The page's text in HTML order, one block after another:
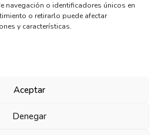
navegación o identificadores únicos en
o retirarlo puede afectar
y características.
Aceptar
Denegar
22
reservados.